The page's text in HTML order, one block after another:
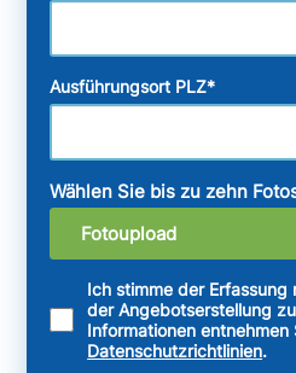
Ausführungsort PLZ*
Wählen Sie bis zu zehn
Fotoupload
Ich stimme der Erfassung
der Angebotserstellung
Informationen entnehmen
Datenschutzrichtlinien.